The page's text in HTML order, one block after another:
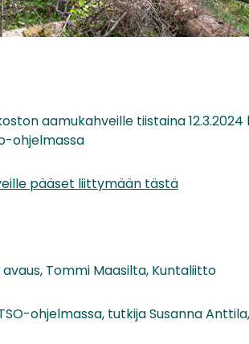
aamukahveille tiistaina 12.3.2024
ohjelmassa
pääset liittymään tästä
avaus, Tommi Maasilta, Kuntaliitto
ohjelmassa, tutkija Susanna